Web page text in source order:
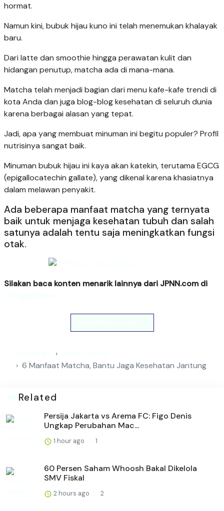
hormat.
Namun kini, bubuk hijau kuno ini telah menemukan khalayak
baru.
Dari latte dan smoothie hingga perawatan kulit dan
hidangan penutup, matcha ada di mana-mana.
Matcha telah menjadi bagian dari menu kafe-kafe trendi di
kota Anda dan juga blog-blog kesehatan di seluruh dunia
karena berbagai alasan yang tepat.
Jadi, apa yang membuat minuman ini begitu populer? Profil
nutrisinya sangat baik.
Minuman bubuk hijau ini kaya akan katekin, terutama EGCG
(epigallocatechin gallate), yang dikenal karena khasiatnya
dalam melawan penyakit.
Ada beberapa manfaat matcha yang ternyata
baik untuk menjaga kesehatan tubuh dan salah
satunya adalah tentu saja meningkatkan fungsi
otak.
Silakan baca konten menarik lainnya dari JPNN.com di
6 Manfaat Matcha, Bantu Jaga Kesehatan Jantung
Related
Persija Jakarta vs Arema FC: Figo Denis
Ungkap Perubahan Mac...
1 hour ago 1
60 Persen Saham Whoosh Bakal Dikelola
SMV Fiskal
2 hours ago 2